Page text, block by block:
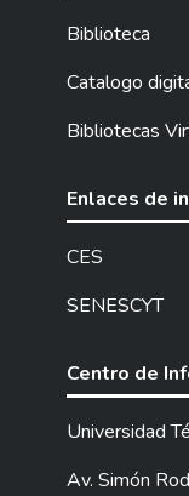
Biblioteca
Catalogo
Bibliotecas
Enlaces de
CES
SENESCYT
Centro de
Universidad
Av. Simón